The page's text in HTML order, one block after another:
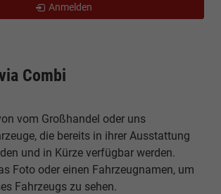
Combi
vom Großhandel oder uns
die bereits in ihrer Ausstattung
und in Kürze verfügbar werden.
Foto oder einen Fahrzeugnamen, um
Fahrzeugs zu sehen.
Anmelden